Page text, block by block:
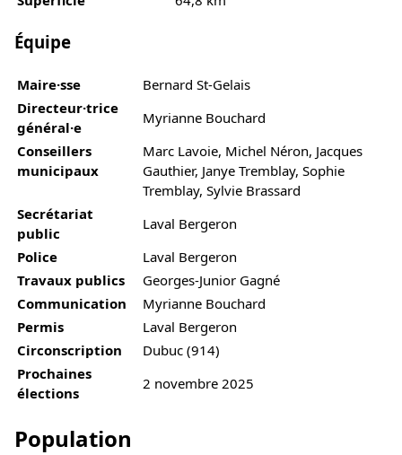
Équipe
Maire·sse
Bernard St-Gelais
Directeur·trice
général·e
Myrianne Bouchard
Conseillers
municipaux
Marc Lavoie, Michel Néron, Jacques
Gauthier, Janye Tremblay, Sophie
Tremblay, Sylvie Brassard
Secrétariat
public
Laval Bergeron
Police
Laval Bergeron
Travaux publics
Georges-Junior Gagné
Communication
Myrianne Bouchard
Permis
Laval Bergeron
Circonscription
Dubuc (914)
Prochaines
élections
2 novembre 2025
Population